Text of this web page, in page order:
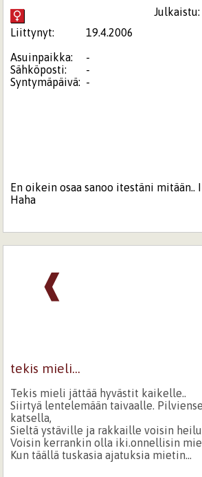
Julkaistu:
Liittynyt:
19.4.2006
Asuinpaikka:
-
Sähköposti:
-
Syntymäpäivä: -
En oikein osaa sanoo itestäni mitään..
Haha
❰
tekis mieli...
Tekis mieli jättää hyvästit kaikelle..
Siirtyä lentelemään taivaalle.
katsella,
Sieltä ystäville ja rakkaille voisin
Voisin kerrankin olla iki.onnellisin
Kun täällä tuskasia ajatuksia mietin...